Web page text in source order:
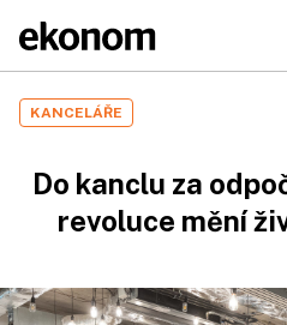
KANCELÁŘE
Do kanclu za
revoluce mění